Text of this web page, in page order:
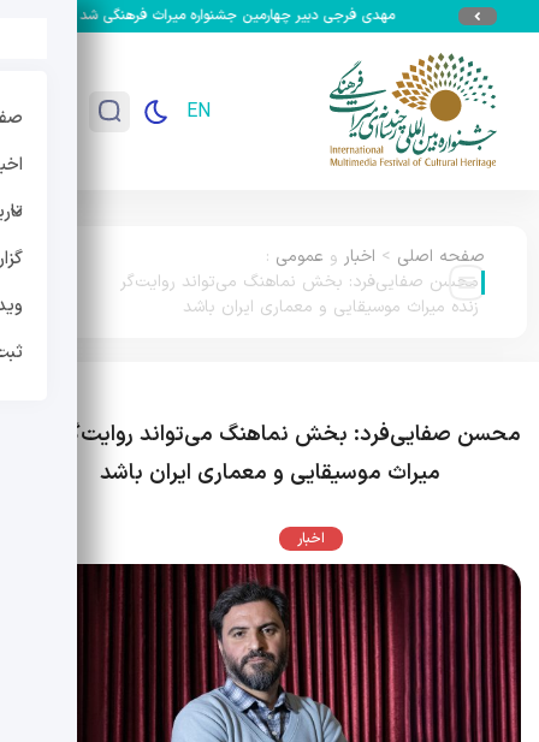
مهدی فرجی دبیر چهارمین جشنواره میراث فرهنگی شد
EN
صفحه اصلی > اخبار و عمومی :
محسن صفایی‌فرد: بخش نماهنگ می‌تواند روایت‌گر
زنده میراث موسیقایی و معماری ایران باشد
محسن صفایی‌فرد: بخش نماهنگ می‌تواند روایت‌گر زنده
میراث موسیقایی و معماری ایران باشد
اخبار